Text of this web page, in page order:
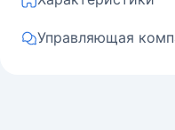
Управляющая